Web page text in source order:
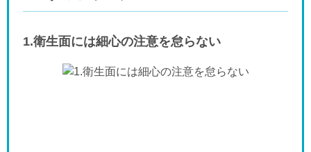
1.衛生面には細心の注意を怠らない